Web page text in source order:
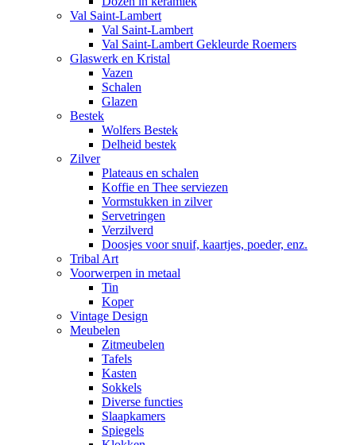
Val Saint-Lambert
Val Saint-Lambert
Val Saint-Lambert Gekleurde Roemers
Glaswerk en Kristal
Vazen
Schalen
Glazen
Bestek
Wolfers Bestek
Delheid bestek
Zilver
Plateaus en schalen
Koffie en Thee serviezen
Vormstukken in zilver
Servetringen
Verzilverd
Doosjes voor snuif, kaartjes, poeder, enz.
Tribal Art
Voorwerpen in metaal
Tin
Koper
Vintage Design
Meubelen
Zitmeubelen
Tafels
Kasten
Sokkels
Diverse functies
Slaapkamers
Spiegels